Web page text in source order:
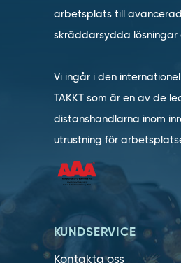
arbetsplats till
skräddarsydda lösningar
Vi ingår i den
TAKKT som är en av de
distanshandlarna inom
utrustning för
KUNDSERVICE
Kontakta oss